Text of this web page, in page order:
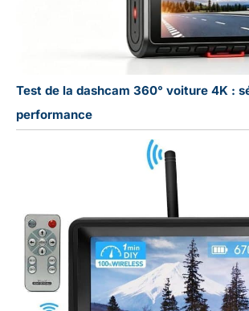
Test de la dashcam 360° voiture 4K :
performance